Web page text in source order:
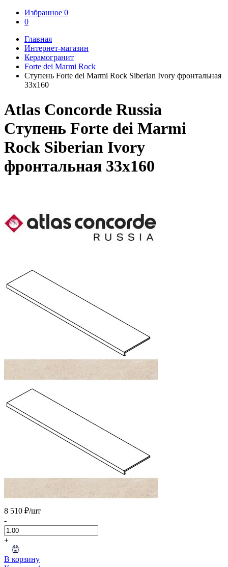
Избранное 0
0
Главная
Интернет-магазин
Керамогранит
Forte dei Marmi Rock
Ступень Forte dei Marmi Rock Siberian Ivory фронтальная
33x160
Atlas Concorde Russia
Ступень Forte dei Marmi
Rock Siberian Ivory
фронтальная 33x160
8 510 ₽/шт
-
+
В корзину